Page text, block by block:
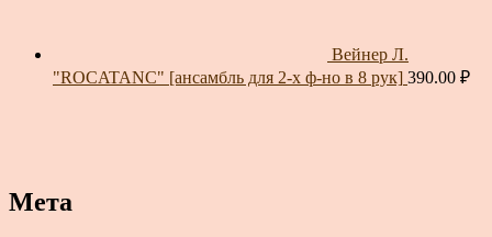
Вейнер Л.
"ROCATANC" [ансамбль для 2-х ф-но в 8 рук] 390.00 ₽
Мета